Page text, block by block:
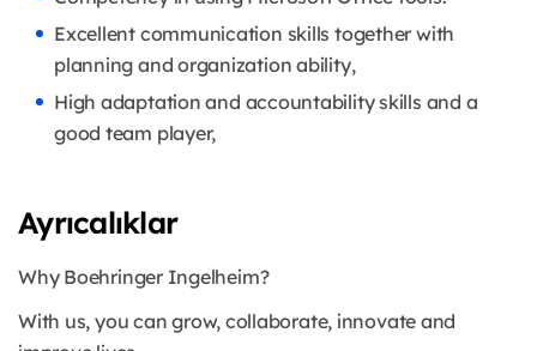
Excellent communication skills together with
planning and organization ability,
High adaptation and accountability skills and a
good team player,
Ayrıcalıklar
Why Boehringer Ingelheim?
With us, you can grow, collaborate, innovate and